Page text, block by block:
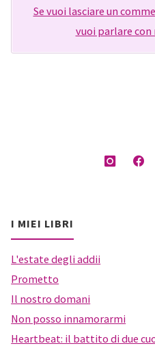
Se vuoi lasciare un
vuoi parlare
I MIEI LIBRI
L'estate degli addii
Prometto
Il nostro domani
Non posso innamorarmi
Heartbeat: il battito di due